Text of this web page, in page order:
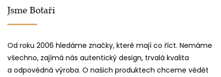
Jsme Botaři
Od roku 2006 hledáme značky, které mají co říct. Nemáme
všechno, zajímá nás autentický design, trvalá kvalita
a odpovědná výroba. O našich produktech chceme vědět